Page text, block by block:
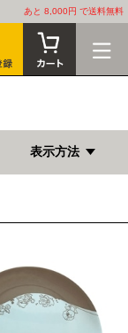
あと 8,000円 で送料無料
表示方法